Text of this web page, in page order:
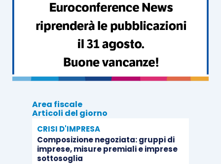
cessato, dovràrilasciare agli
dipendenti apposita dichiarazione
attestante la percezione dell’importo
stabilito dal giudice,al lordo delle
ritenute Irpefoperate in sede di
erogazione delle somme, al fine di
sede di dichiarazione, dell’
deducibilein esame.
Area fiscale
Articoli del giorno
CRISI D'IMPRESA
Composizione negoziata: gruppi di
imprese, misure premiali e imprese
sottosoglia